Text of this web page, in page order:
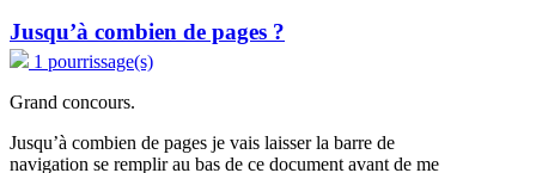
Jusqu’à combien de pages ?
1 pourrissage(s)
Grand concours.
Jusqu’à combien de pages je vais laisser la barre de
navigation se remplir au bas de ce document avant de me